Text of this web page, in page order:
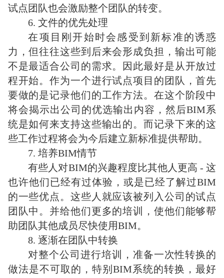
试点团队也会激励整个团队的转变。
6. 文件的优先处理
在项目刚开始时会感受到新标准的诱惑
力，但往往这些到后来会形成负担，输出可能
不是最适合公司的需求。因此最好是从开放过
程开始。作为一个进行试点项目的团队，首先
要做的是记录他们的工作方法。在这个阶段中
将会揭示出公司的优选输出内容，然后BIM系
统是如何来支持这些输出的。而记录下来的这
些工作过程将会为今后建立新标准提供帮助。
7. 培养BIM情节
有些人对BIM的兴趣程度比其他人更高 - 这
也许他们已经有过体验，或是已经了解过BIM
的一些优点。这些人就应该被列入公司的试点
团队中。并给他们更多的培训，使他们能够帮
助团队其他成员尽快使用BIM。
8. 逐渐在团队中转换
对整个公司进行培训，准备一次性转换的
做法是不可取的，特别BIM系统的转换，最好